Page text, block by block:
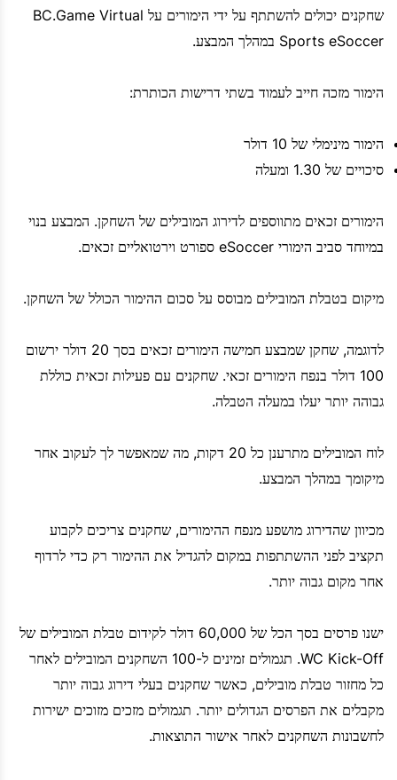
שחקנים יכולים להשתתף על ידי הימורים על BC.Game Virtual
Sports eSoccer במהלך המבצע.
הימור מזכה חייב לעמוד בשתי דרישות הכותרת:
הימור מינימלי של 10 דולר
סיכויים של 1.30 ומעלה
הימורים זכאים מתווספים לדירוג המובילים של השחקן. המבצע בנוי
במיוחד סביב הימורי eSoccer ספורט וירטואליים זכאים.
מיקום בטבלת המובילים מבוסס על סכום ההימור הכולל של השחקן.
לדוגמה, שחקן שמבצע חמישה הימורים זכאים בסך 20 דולר ירשום
100 דולר בנפח הימורים זכאי. שחקנים עם פעילות זכאית כוללת
גבוהה יותר יעלו במעלה הטבלה.
לוח המובילים מתרענן כל 20 דקות, מה שמאפשר לך לעקוב אחר
מיקומך במהלך המבצע.
מכיוון שהדירוג מושפע מנפח ההימורים, שחקנים צריכים לקבוע
תקציב לפני ההשתתפות במקום להגדיל את ההימור רק כדי לרדוף
אחר מקום גבוה יותר.
ישנו פרסים בסך הכל של 60,000 דולר לקידום טבלת המובילים של
WC Kick-Off. תגמולים זמינים ל-100 השחקנים המובילים לאחר
כל מחזור טבלת מובילים, כאשר שחקנים בעלי דירוג גבוה יותר
מקבלים את הפרסים הגדולים יותר. תגמולים מזכים מזוכים ישירות
לחשבונות השחקנים לאחר אישור התוצאות.